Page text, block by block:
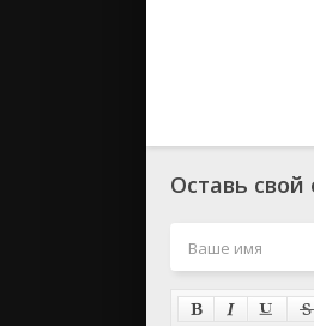
Оставь свой